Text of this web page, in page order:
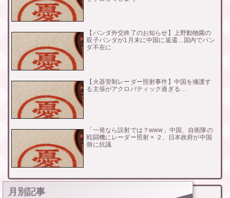
【パンダ外交終了のお知らせ】上野動物園の
双子パンダが1月末に中国に返還…国内でパン
ダ不在に
【火器管制レーダー照射事件】中国を擁護す
る主張がアクロバティック過ぎる…
「一発なら誤射では？www」中国、自衛隊の
戦闘機にレーダー照射 × ２、日本政府が中国
側に抗議
月別記事